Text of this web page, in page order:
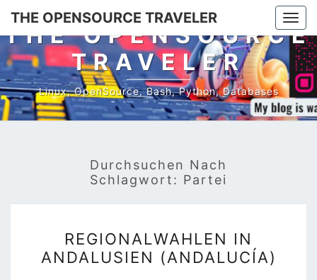
Skip
content
THE OPENSOURCE TRAVELER
THE OPENSOURCE
TRAVELER
Linux, OpenSource, Bash, Python, Databases
Durchsuchen Nach
Schlagwort: Partei
IN
ANDALUSIEN
REGIONALWAHLEN IN
ANDALUSIEN (ANDALUCÍA)